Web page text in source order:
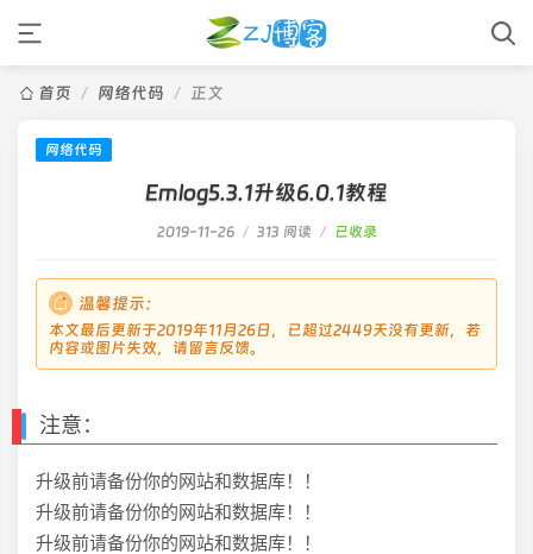
首页 / 网络代码 / 正文
网络代码
Emlog5.3.1升级6.0.1教程
2019-11-26 / 313 阅读 / 已收录
温馨提示：
本文最后更新于2019年11月26日，已超过2449天没有更新，若
内容或图片失效，请留言反馈。
注意：
升级前请备份你的网站和数据库！！
升级前请备份你的网站和数据库！！
升级前请备份你的网站和数据库！！